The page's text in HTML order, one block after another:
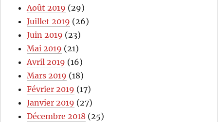
Août 2019 (29)
Juillet 2019 (26)
Juin 2019 (23)
Mai 2019 (21)
Avril 2019 (16)
Mars 2019 (18)
Février 2019 (17)
Janvier 2019 (27)
Décembre 2018 (25)